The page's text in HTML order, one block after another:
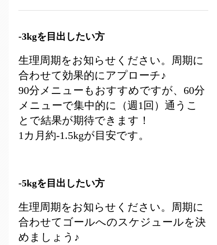
-3kgを目出したい方
生理周期をお知らせください。周期に
合わせて効果的にアプローチ♪
90分メニューもおすすめですが、60分
メニューで集中的に（週1回）通うこ
とで結果が期待できます！
1カ月約-1.5kgが目安です。
-5kgを目出したい方
生理周期をお知らせください。周期に
合わせてゴールへのスケジュールを決
めましょう♪